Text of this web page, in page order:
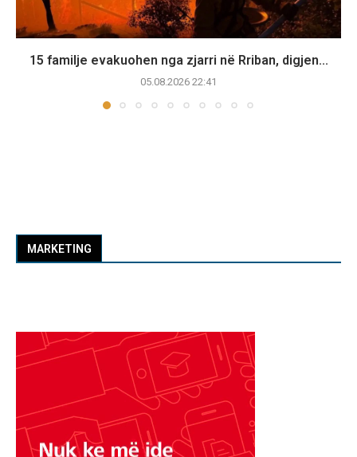
15 familje evakuohen nga zjarri në Rriban, digjen...
05.08.2026 22:41
MARKETING